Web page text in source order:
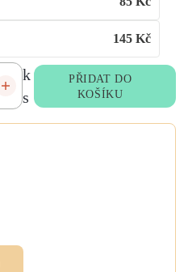
145 Kč
k
s
PŘIDAT DO
KOŠÍKU